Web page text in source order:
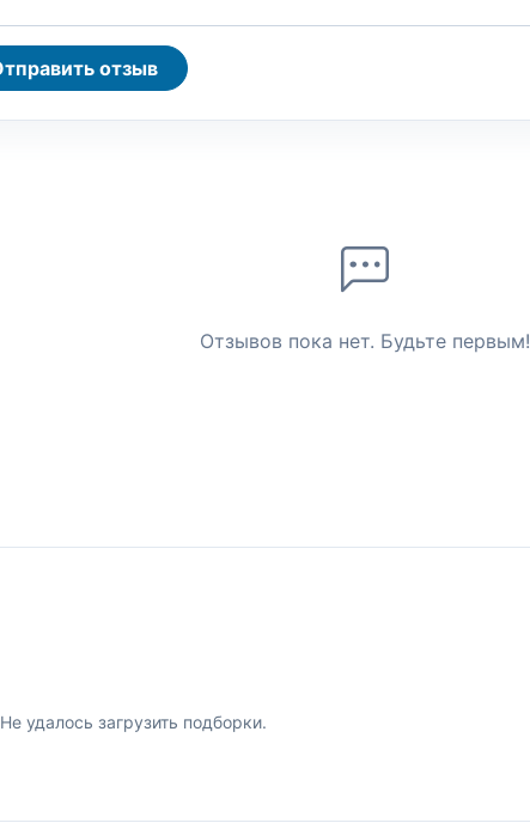
Отправить отзыв
Отзывов пока нет. Будьте первым!
Не удалось загрузить подборки.